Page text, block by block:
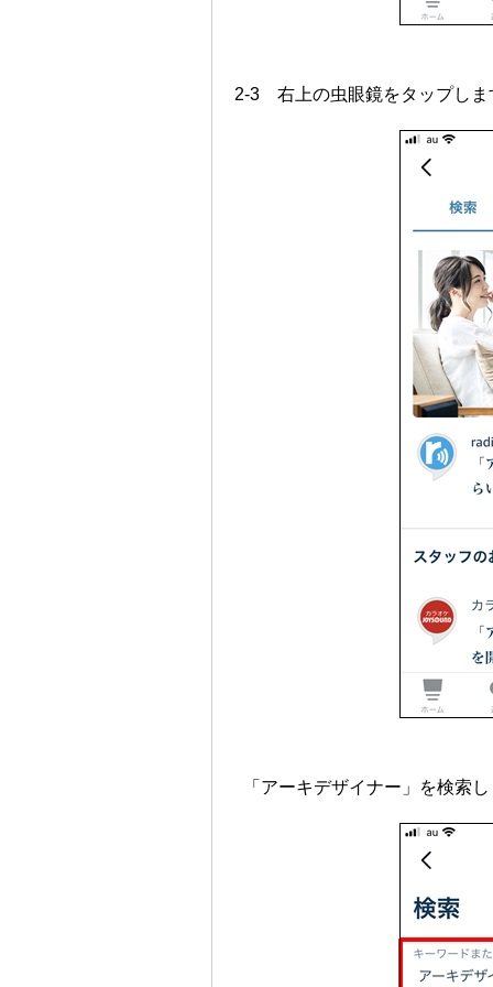
2-3 右上の虫眼鏡をタップしま
「アーキデザイナー」を検索